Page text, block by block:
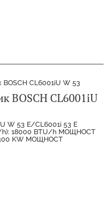
BOSCH CL6001iU
W 53 E/CL6001i 53 E
18000 BTU/h МОЩНОСТ
KW МОЩНОСТ